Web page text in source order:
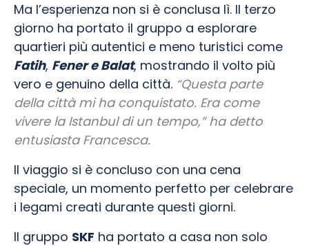
Ma l’esperienza non si è conclusa lì. Il terzo
giorno ha portato il gruppo a esplorare
quartieri più autentici e meno turistici come
Fatih, Fener e Balat, mostrando il volto più
vero e genuino della città. “Questa parte
della città mi ha conquistato. Era come
vivere la Istanbul di un tempo,” ha detto
entusiasta Francesca.
Il viaggio si è concluso con una cena
speciale, un momento perfetto per celebrare
i legami creati durante questi giorni.
Il gruppo SKF ha portato a casa non solo